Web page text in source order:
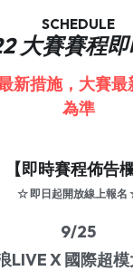
下診所(併購)
理
動產
講座
覽會
文化
文
VR 線上導覽
SCHEDULE
大賽賽程
新措施，大賽
為準
【即時賽程佈告欄
☆ 即日起開放線上報名
9/25
LIVE X 國際超